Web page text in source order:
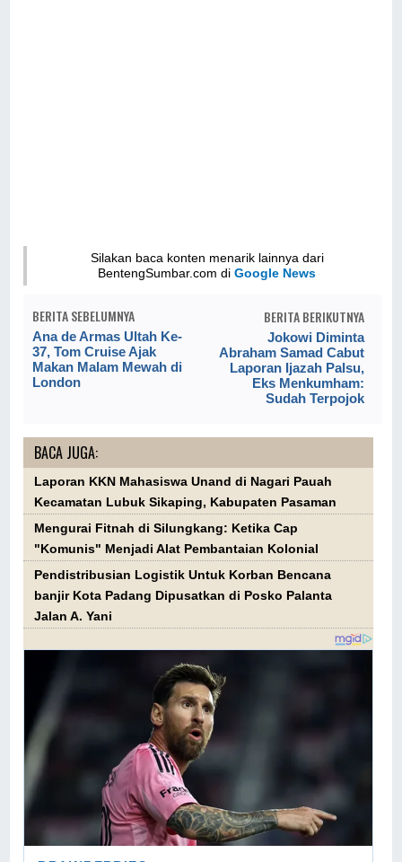
Silakan baca konten menarik lainnya dari
BentengSumbar.com diGoogle News
BERITA SEBELUMNYA
Ana de Armas Ultah Ke-
37, Tom Cruise Ajak
Makan Malam Mewah di
London
BERITA BERIKUTNYA
Jokowi Diminta
Abraham Samad Cabut
Laporan Ijazah Palsu,
Eks Menkumham:
Sudah Terpojok
BACA JUGA:
Laporan KKN Mahasiswa Unand di Nagari Pauah
Kecamatan Lubuk Sikaping, Kabupaten Pasaman
Mengurai Fitnah di Silungkang: Ketika Cap
"Komunis" Menjadi Alat Pembantaian Kolonial
Pendistribusian Logistik Untuk Korban Bencana
banjir Kota Padang Dipusatkan di Posko Palanta
Jalan A. Yani